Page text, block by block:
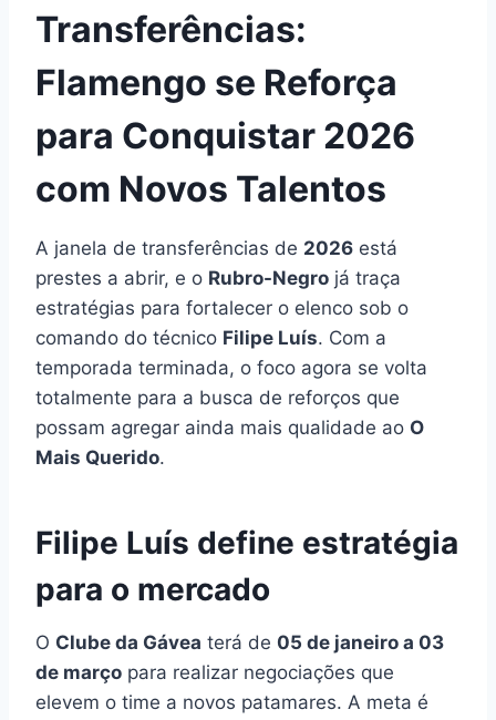
Transferências:
Flamengo se Reforça
para Conquistar 2026
com Novos Talentos
A janela de transferências de 2026 está
prestes a abrir, e o Rubro-Negro já traça
estratégias para fortalecer o elenco sob o
comando do técnico Filipe Luís. Com a
temporada terminada, o foco agora se volta
totalmente para a busca de reforços que
possam agregar ainda mais qualidade ao O
Mais Querido.
Filipe Luís define estratégia
para o mercado
O Clube da Gávea terá de 05 de janeiro a 03
de março para realizar negociações que
elevem o time a novos patamares. A meta é